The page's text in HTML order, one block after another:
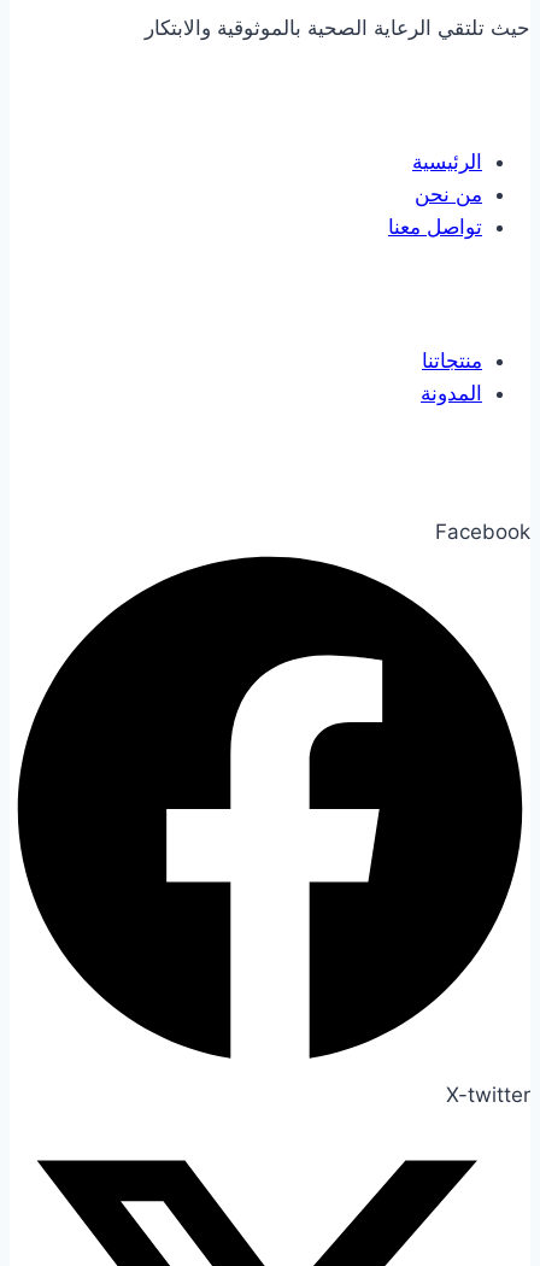
حيث تلتقي الرعاية الصحية بالموثوقية والابتكار
الرئيسية
من نحن
تواصل معنا
منتجاتنا
المدونة
Facebook
X-twitter